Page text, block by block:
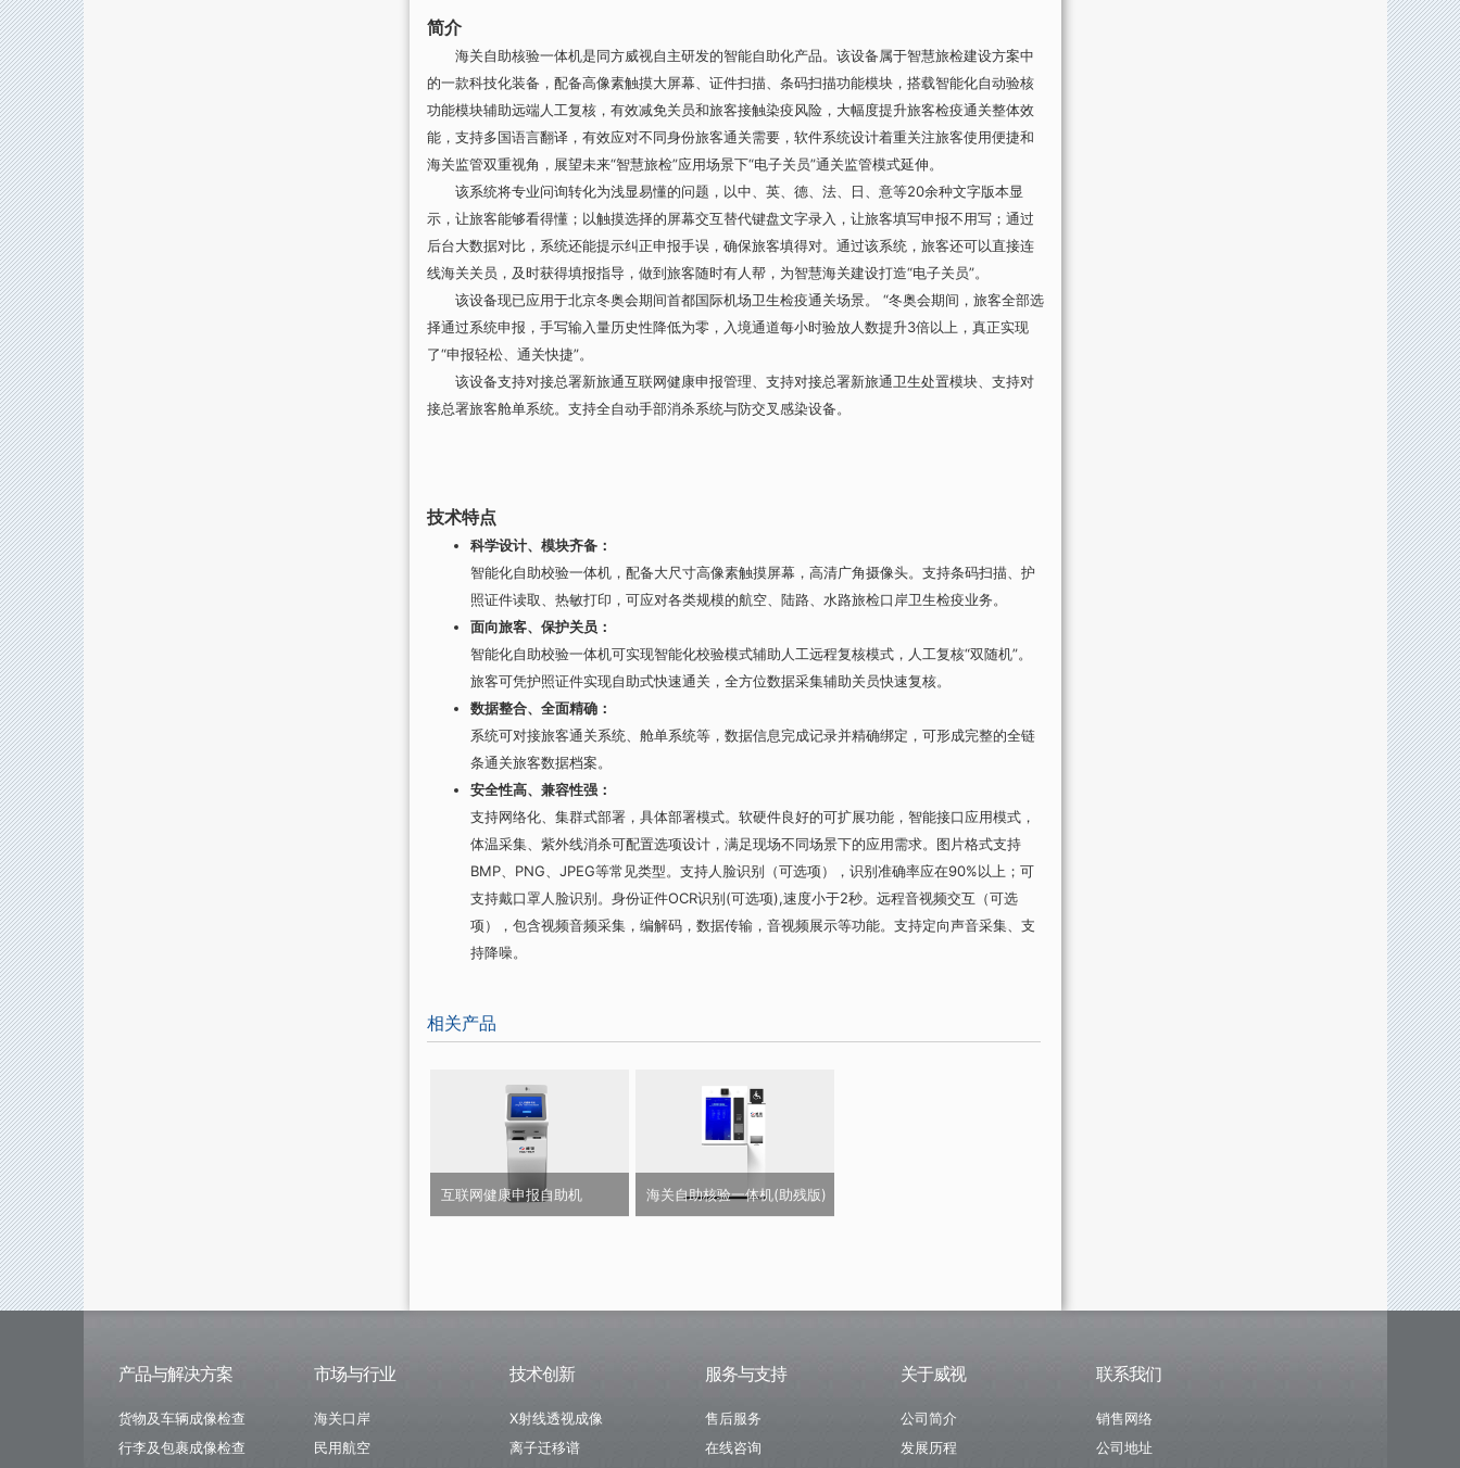
简介
海关自助核验一体机是同方威视自主研发的智能自助化产品。该设备属于智慧旅检建设方案中
的一款科技化装备，配备高像素触摸大屏幕、证件扫描、条码扫描功能模块，搭载智能化自动验核
功能模块辅助远端人工复核，有效减免关员和旅客接触染疫风险，大幅度提升旅客检疫通关整体效
能，支持多国语言翻译，有效应对不同身份旅客通关需要，软件系统设计着重关注旅客使用便捷和
海关监管双重视角，展望未来“智慧旅检”应用场景下“电子关员”通关监管模式延伸。
该系统将专业问询转化为浅显易懂的问题，以中、英、德、法、日、意等20余种文字版本显
示，让旅客能够看得懂；以触摸选择的屏幕交互替代键盘文字录入，让旅客填写申报不用写；通过
后台大数据对比，系统还能提示纠正申报手误，确保旅客填得对。通过该系统，旅客还可以直接连
线海关关员，及时获得填报指导，做到旅客随时有人帮，为智慧海关建设打造“电子关员”。
该设备现已应用于北京冬奥会期间首都国际机场卫生检疫通关场景。 “冬奥会期间，旅客全部选
择通过系统申报，手写输入量历史性降低为零，入境通道每小时验放人数提升3倍以上，真正实现
了“申报轻松、通关快捷”。
该设备支持对接总署新旅通互联网健康申报管理、支持对接总署新旅通卫生处置模块、支持对
接总署旅客舱单系统。支持全自动手部消杀系统与防交叉感染设备。
技术特点
科学设计、模块齐备：
智能化自助校验一体机，配备大尺寸高像素触摸屏幕，高清广角摄像头。支持条码扫描、护
照证件读取、热敏打印，可应对各类规模的航空、陆路、水路旅检口岸卫生检疫业务。
面向旅客、保护关员：
智能化自助校验一体机可实现智能化校验模式辅助人工远程复核模式，人工复核“双随机”。
旅客可凭护照证件实现自助式快速通关，全方位数据采集辅助关员快速复核。
数据整合、全面精确：
系统可对接旅客通关系统、舱单系统等，数据信息完成记录并精确绑定，可形成完整的全链
条通关旅客数据档案。
安全性高、兼容性强：
支持网络化、集群式部署，具体部署模式。软硬件良好的可扩展功能，智能接口应用模式，
体温采集、紫外线消杀可配置选项设计，满足现场不同场景下的应用需求。图片格式支持
BMP、PNG、JPEG等常见类型。支持人脸识别（可选项），识别准确率应在90%以上；可
支持戴口罩人脸识别。身份证件OCR识别(可选项),速度小于2秒。远程音视频交互（可选
项），包含视频音频采集，编解码，数据传输，音视频展示等功能。支持定向声音采集、支
持降噪。
相关产品
互联网健康申报自助机 海关自助核验一体机(助残版)
产品与解决方案
货物及车辆成像检查
行李及包裹成像检查
市场与行业
海关口岸
民用航空
技术创新
X射线透视成像
离子迁移谱
服务与支持
售后服务
在线咨询
关于威视
公司简介
发展历程
联系我们
销售网络
公司地址